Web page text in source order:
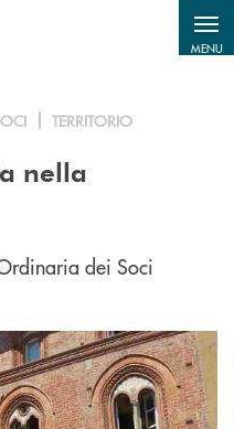
MENU
TERRITORIO
nella
dei Soci